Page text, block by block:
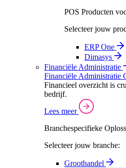
POS Producten
Selecteer jouw
ERP One
Dimasys
Financiële Administratie
Financiële Administratie
Financieel overzicht is
bedrijf.
Lees meer
Branchespecifieke
Selecteer jouw branche:
Groothandel